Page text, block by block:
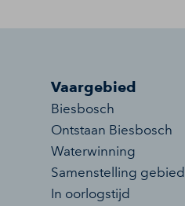
Vaargebied
Biesbosch
Ontstaan Biesbosch
Waterwinning
Samenstelling gebied
In oorlogstijd